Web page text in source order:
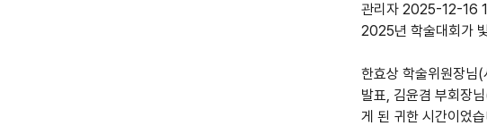
관리자 2025-12-16
2025년 학술대회가
한효상 학술위원장님
발표, 김윤겸 부회장
게 된 귀한 시간이었